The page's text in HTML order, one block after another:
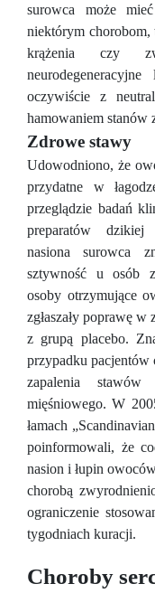
surowca może
niektórym chorobom,
krążenia czy
oczywiście z
hamowaniem stanów
Zdrowe stawy
Udowodniono, że
przydatne w
przeglądzie badań
preparatów dzikiej
nasiona surowca
sztywność u osób
osoby otrzymujące
zgłaszały poprawę
z grupą placebo.
przypadku pacjentów
zapalenia
mięśniowego. W
łamach
poinformowali, że
nasion i łupin
chorobą
ograniczenie
tygodniach kuracji.
Choroby